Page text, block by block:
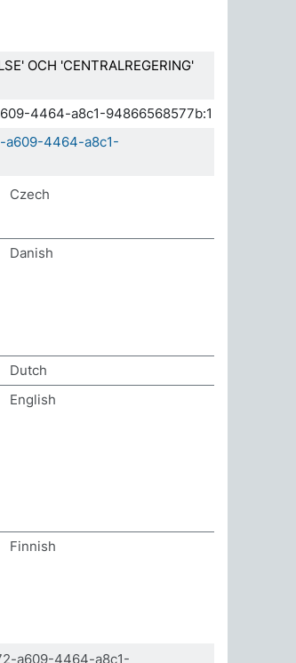
OCH 'CENTRALREGERING'
4464-a8c1-94866568577b:1
a609-4464-a8c1-
Czech
Danish
Dutch
English
Finnish
a609-4464-a8c1-